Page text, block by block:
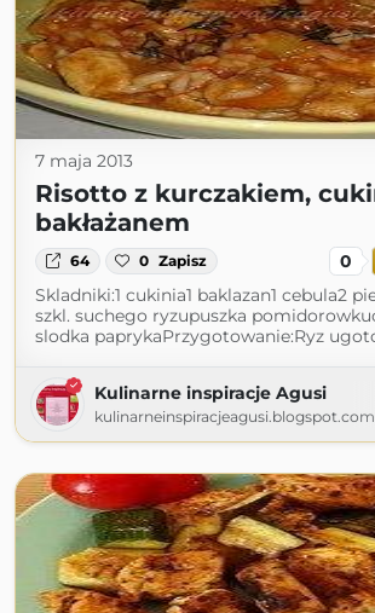
7 maja 2013
Risotto z kurczakiem,
bakłażanem
64 0 Zapisz 0
Skladniki:1 cukinia1 baklazan1 cebula2
szkl. suchego ryzupuszka
slodka paprykaPrzygotowanie:Ryz
Kulinarne inspiracje Agusi
kulinarneinspiracjeagusi.blogspot.com